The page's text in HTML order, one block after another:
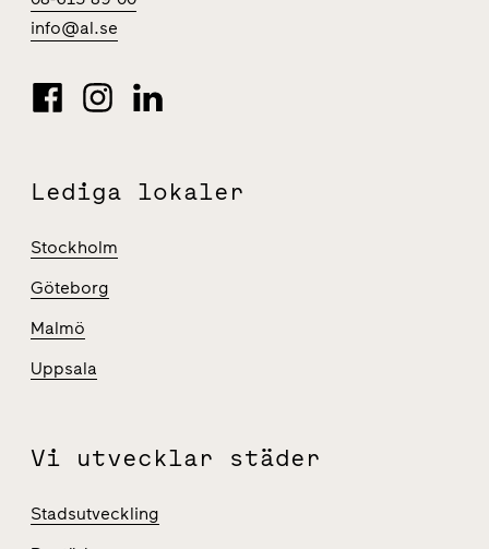
info@al.se
Lediga lokaler
Stockholm
Göteborg
Malmö
Uppsala
Vi utvecklar städer
Stadsutveckling